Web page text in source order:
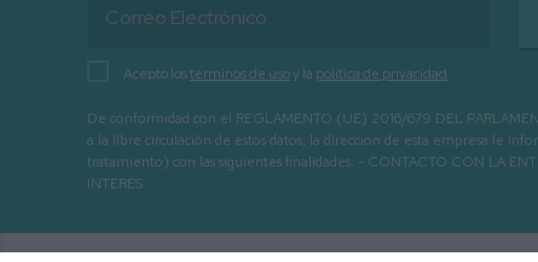
Acepto lostérminos de usoy la política de privacidad
De conformidad con el REGLAMENTO (UE) 2016/679 DEL
a la libre circulación de estos datos, la dirección de esta empresa le
tratamiento) con las siguientes finalidades: - CONTACTO CON LA
INTERÉS.